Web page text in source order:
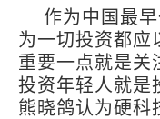
作为中国最
为一切投资都应
重要一点就是关
投资年轻人就是
熊晓鸽认为硬科